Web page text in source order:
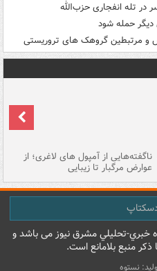
دیگر حمله شود
ناگفته‌هایی از آمپول های لاغری؛ از
عوارض مرگبار تا زیبایی
خبري-تحليلي مشرق نيوز می باشد و
ذکر منبع بلامانع است.
نستوه